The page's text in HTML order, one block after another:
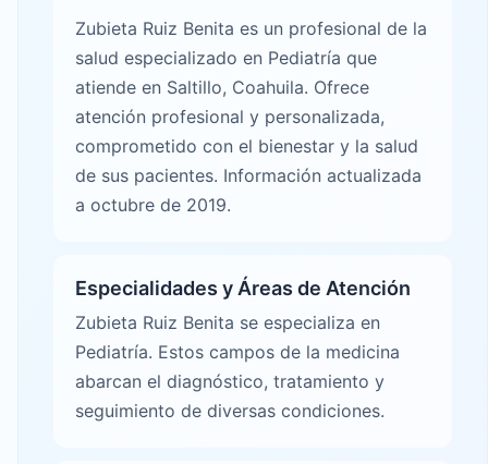
Zubieta Ruiz Benita es un profesional de la
salud especializado en Pediatría que
atiende en Saltillo, Coahuila. Ofrece
atención profesional y personalizada,
comprometido con el bienestar y la salud
de sus pacientes. Información actualizada
a octubre de 2019.
Especialidades y Áreas de Atención
Zubieta Ruiz Benita se especializa en
Pediatría. Estos campos de la medicina
abarcan el diagnóstico, tratamiento y
seguimiento de diversas condiciones.